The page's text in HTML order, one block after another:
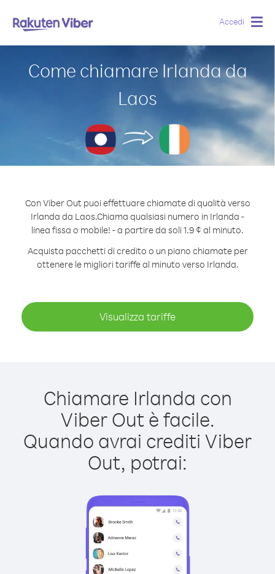
Accedi
Come chiamare Irlanda da
Laos
Con Viber Out puoi effettuare chiamate di qualità verso
Irlanda da Laos.Chiama qualsiasi numero in Irlanda -
linea fissa o mobile! - a partire da soli 1.9 ¢ al minuto.
Acquista pacchetti di credito o un piano chiamate per
ottenere le migliori tariffe al minuto verso Irlanda.
Visualizza tariffe
Chiamare Irlanda con
Viber Out è facile.
Quando avrai crediti Viber
Out, potrai: